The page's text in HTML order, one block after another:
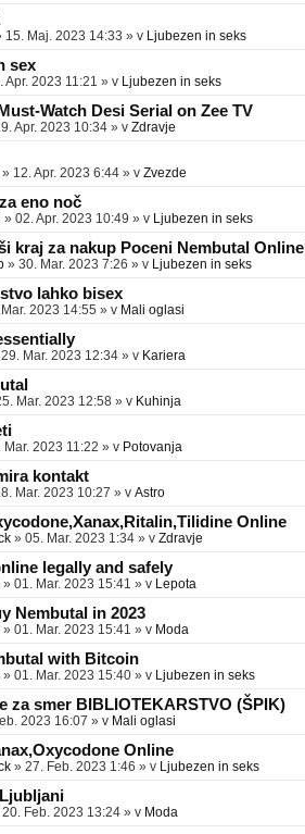
15. Maj. 2023 14:33 » v Ljubezen in seks
sex
Apr. 2023 11:21 » v Ljubezen in seks
Watch Desi Serial on Zee TV
Apr. 2023 10:34 » v Zdravje
» 12. Apr. 2023 6:44 » v Zvezde
eno noč
» 02. Apr. 2023 10:49 » v Ljubezen in seks
kraj za nakup Poceni Nembutal
» 30. Mar. 2023 7:26 » v Ljubezen in seks
lahko bisex
2023 14:55 » v Mali oglasi
29. Mar. 2023 12:34 » v Kariera
Mar. 2023 12:58 » v Kuhinja
Mar. 2023 11:22 » v Potovanja
kontakt
Mar. 2023 10:27 » v Astro
Online
» 05. Mar. 2023 1:34 » v Zdravje
legally and safely
» 01. Mar. 2023 15:41 » v Lepota
Nembutal in 2023
» 01. Mar. 2023 15:41 » v Moda
with Bitcoin
» 01. Mar. 2023 15:40 » v Ljubezen in seks
za smer BIBLIOTEKARSTVO (ŠPIK)
2023 16:07 » v Mali oglasi
Online
» 27. Feb. 2023 1:46 » v Ljubezen in seks
20. Feb. 2023 13:24 » v Moda